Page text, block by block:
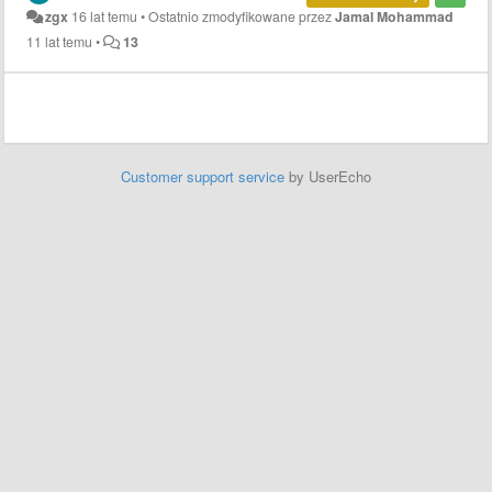
zgx 16 lat temu •Ostatnio zmodyfikowane przezJamal Mohammad
11 lat temu • 13
Customer support service by UserEcho